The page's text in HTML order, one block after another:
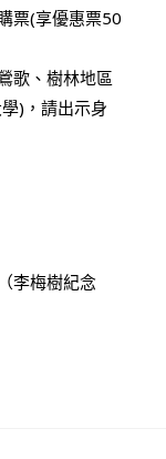
票(享優惠票50
歌、樹林地區
)，請出示身
李梅樹紀念